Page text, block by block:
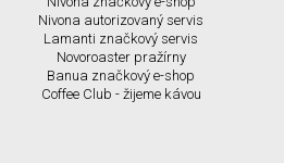
Nivona autorizovaný servis
Lamanti značkový servis
Novoroaster pražírny
Banua značkový e-shop
Coffee Club - žijeme kávou